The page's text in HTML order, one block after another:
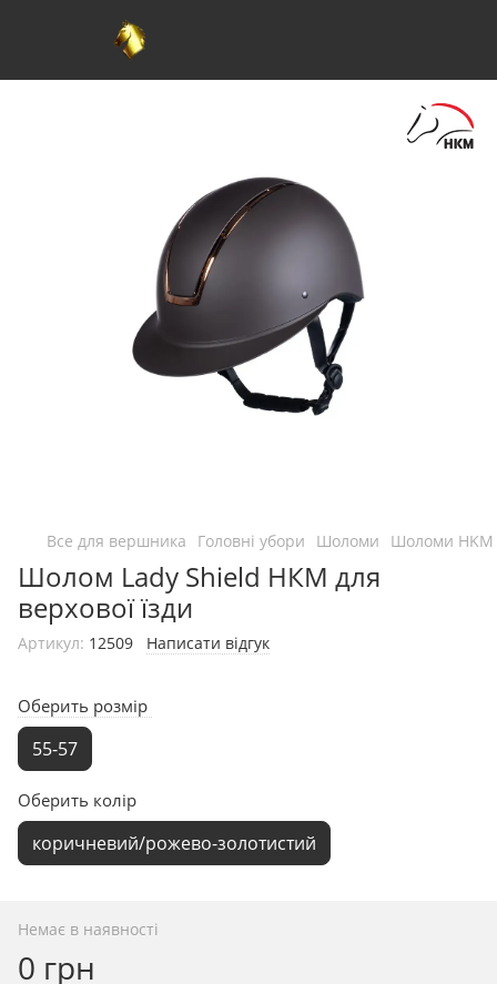
Все для вершника Головні убори Шоломи Шоломи
Шолом Lady Shield НКМ для
верхової їзди
Артикул: 12509 Написати відгук
Оберить розмір
55-57
Оберить колір
коричневий/рожево-золотистий
Немає в наявності
0 грн